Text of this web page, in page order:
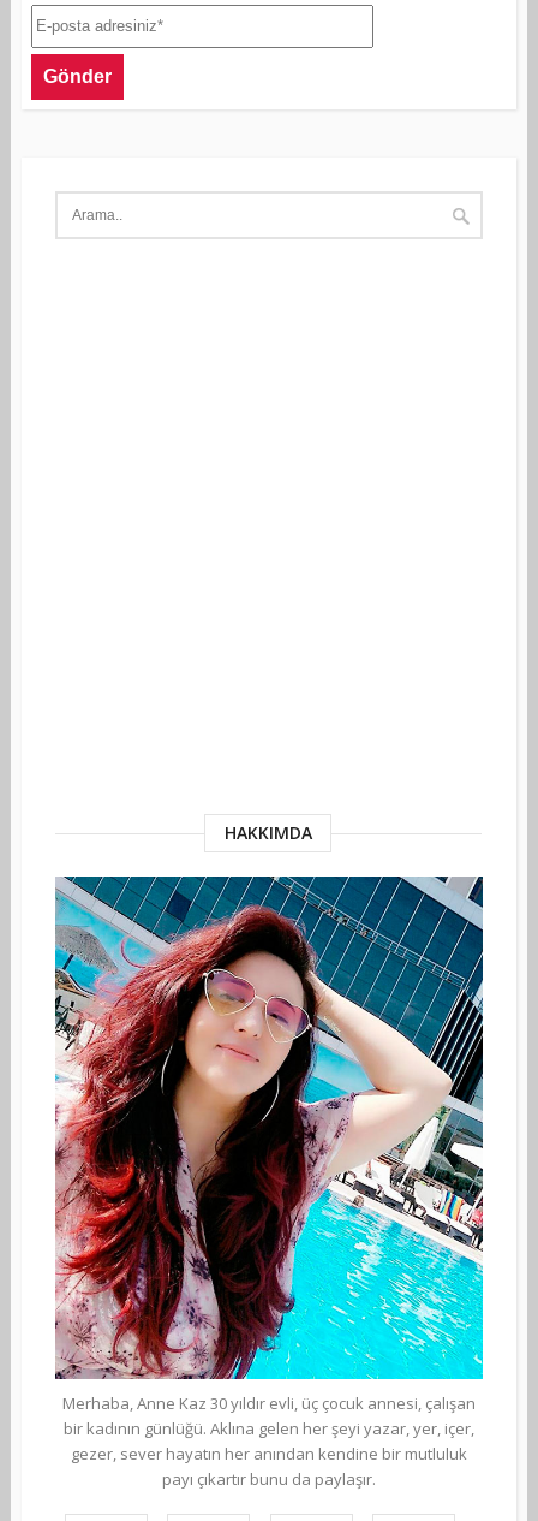
HAKKIMDA
Merhaba, Anne Kaz 30 yıldır evli, üç çocuk annesi, çalışan
bir kadının günlüğü. Aklına gelen her şeyi yazar, yer, içer,
gezer, sever hayatın her anından kendine bir mutluluk
payı çıkartır bunu da paylaşır.